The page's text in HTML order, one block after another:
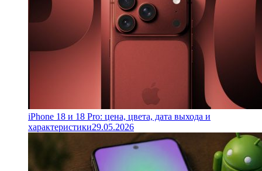
iPhone 18 и 18 Pro: цена, цвета, дата выхода и
характеристики29.05.2026